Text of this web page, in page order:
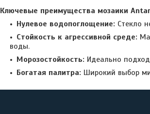
Ключевые преимущества мозаики
Нулевое водопоглощение: Стекло
Стойкость к агрессивной среде:
воды.
Морозостойкость: Идеально
Богатая палитра: Широкий выбор